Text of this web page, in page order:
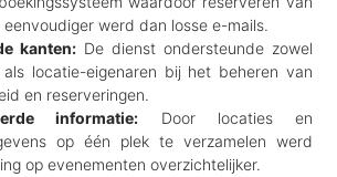
werd dan losse e-mails.
kanten: De dienst ondersteunde zowel
als locatie-eigenaren bij het beheren van
en reserveringen.
informatie: Door locaties en
op één plek te verzamelen werd
op evenementen overzichtelijker.